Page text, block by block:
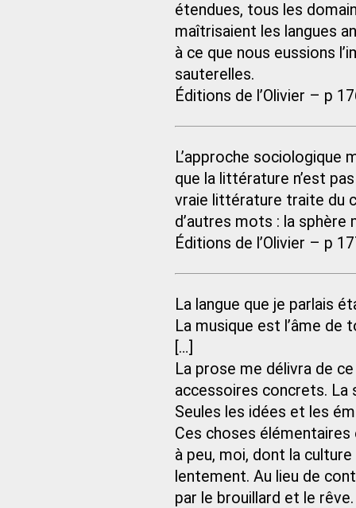
étendues, tous les
maîtrisaient les langues
à ce que nous eussions
sauterelles.
Éditions de l’Olivier – p
L’approche sociologique
que la littérature n’est
vraie littérature traite du
d’autres mots : la sphère
Éditions de l’Olivier – p
La langue que je parlais
La musique est l’âme
[…]
La prose me délivra de
accessoires concrets. La
Seules les idées et les
Ces choses élémentaires
à peu, moi, dont la
lentement. Au lieu de
par le brouillard et le rêve.